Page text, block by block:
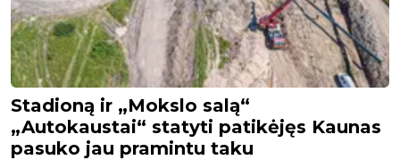
Stadioną ir „Mokslo salą“
„Autokaustai“ statyti patikėjęs Kaunas
pasuko jau pramintu taku